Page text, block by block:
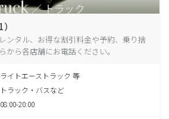
ンタル、お得な割引料金や予約、乗り捨
から各店舗にお電話ください。
ライトエーストラック 等
トラック・バスなど
08:00-20:00